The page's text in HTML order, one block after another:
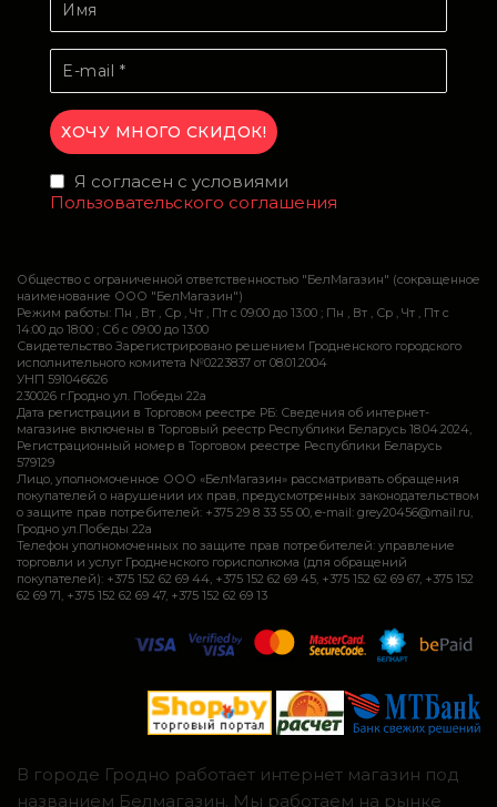
Я согласен с условиями
Пользовательского соглашения
Общество с ограниченной ответственностью "БелМагазин" (сокращенное
наименование ООО "БелМагазин")
Режим работы: Пн , Вт , Ср , Чт , Пт c 09:00 до 13:00 ; Пн , Вт , Ср , Чт , Пт c
14:00 до 18:00 ; Сб c 09:00 до 13:00
Свидетельство Зарегистрировано решением Гродненского городского
исполнительного комитета №0223837 от 08.01.2004
УНП 591046626
230026 г.Гродно ул. Победы 22а
Дата регистрации в Торговом реестре РБ: Сведения об интернет-
магазине включены в Торговый реестр Республики Беларусь 18.04.2024,
Регистрационный номер в Торговом реестре Республики Беларусь
579129
Лицо, уполномоченное ООО «БелМагазин» рассматривать обращения
покупателей о нарушении их прав, предусмотренных законодательством
о защите прав потребителей: +375 29 8 33 55 00, e-mail: grey20456@mail.ru,
Гродно ул.Победы 22а
Телефон уполномоченных по защите прав потребителей: управление
торговли и услуг Гродненского горисполкома (для обращений
покупателей): +375 152 62 69 44, +375 152 62 69 45, +375 152 62 69 67, +375 152
62 69 71, +375 152 62 69 47, +375 152 62 69 13
В городе Гродно работает интернет магазин под
названием Белмагазин. Мы работаем на рынке